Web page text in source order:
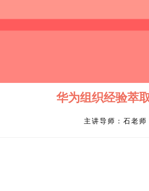
华为组织经验萃
主讲导师：石老师